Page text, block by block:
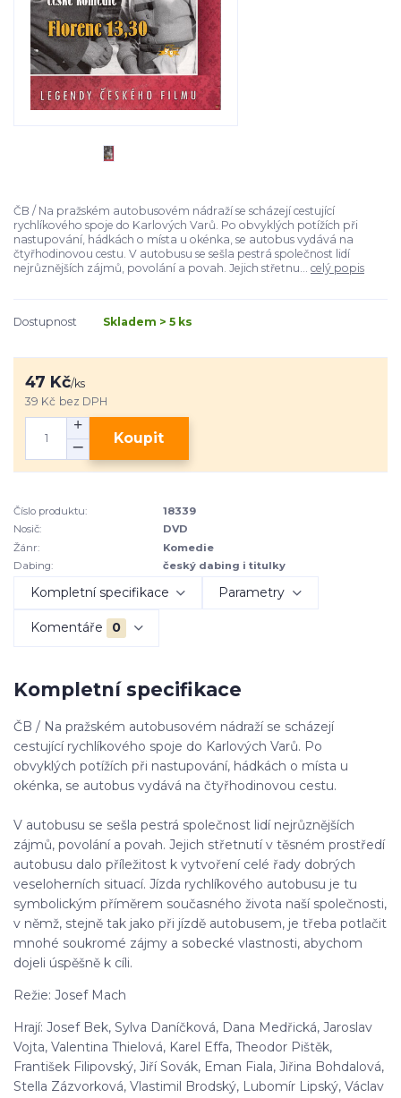
ČB / Na pražském autobusovém nádraží se scházejí cestující
rychlíkového spoje do Karlových Varů. Po obvyklých potížích při
nastupování, hádkách o místa u okénka, se autobus vydává na
čtyřhodinovou cestu. V autobusu se sešla pestrá společnost lidí
nejrůznějších zájmů, povolání a povah. Jejich střetnu... celý popis
Dostupnost Skladem > 5 ks
47 Kč/ks
39 Kč bez DPH
Koupit
Číslo produktu:
18339
Nosič:
DVD
Žánr:
Komedie
Dabing:
český dabing i titulky
Kompletní specifikace Parametry
Komentáře 0
Kompletní specifikace
ČB / Na pražském autobusovém nádraží se scházejí
cestující rychlíkového spoje do Karlových Varů. Po
obvyklých potížích při nastupování, hádkách o místa u
okénka, se autobus vydává na čtyřhodinovou cestu.
V autobusu se sešla pestrá společnost lidí nejrůznějších
zájmů, povolání a povah. Jejich střetnutí v těsném prostředí
autobusu dalo příležitost k vytvoření celé řady dobrých
veseloherních situací. Jízda rychlíkového autobusu je tu
symbolickým příměrem současného života naší společnosti,
v němž, stejně tak jako při jízdě autobusem, je třeba potlačit
mnohé soukromé zájmy a sobecké vlastnosti, abychom
dojeli úspěšně k cíli.
Režie: Josef Mach
Hrají: Josef Bek, Sylva Daníčková, Dana Medřická, Jaroslav
Vojta, Valentina Thielová, Karel Effa, Theodor Pištěk,
František Filipovský, Jiří Sovák, Eman Fiala, Jiřina Bohdalová,
Stella Zázvorková, Vlastimil Brodský, Lubomír Lipský, Václav